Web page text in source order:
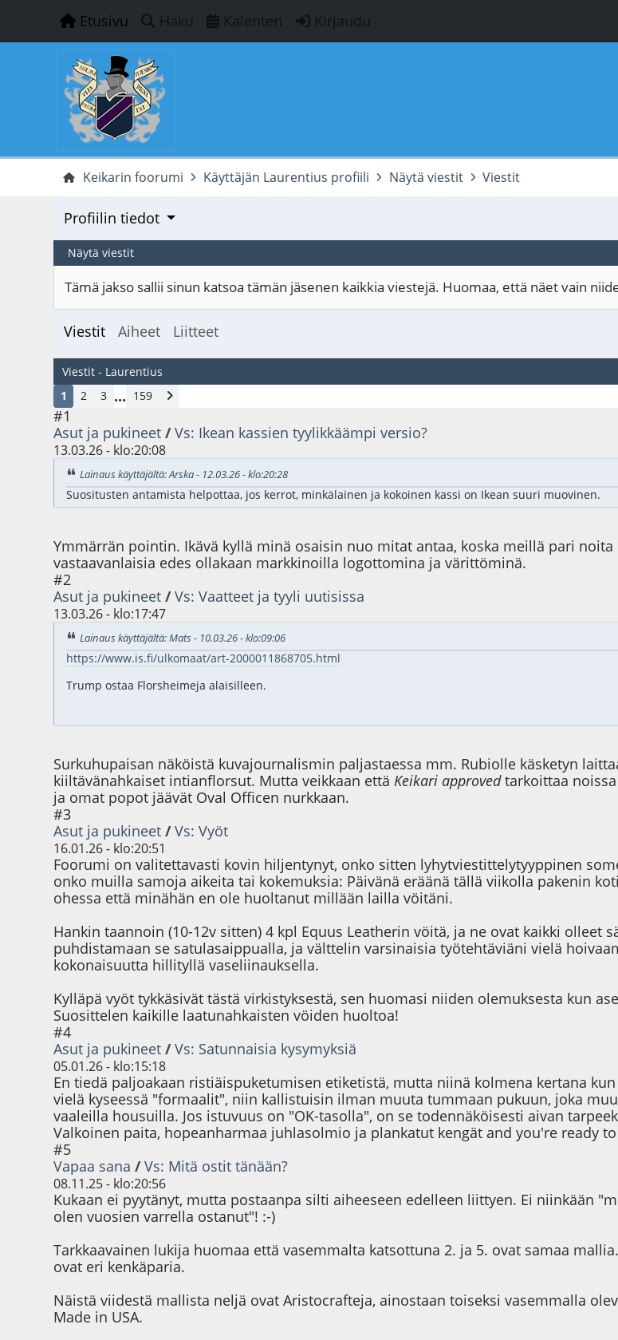
Etusivu Haku Kalenteri Kirjaudu
Keikarin foorumi Käyttäjän Laurentius profiili Näytä viestit Viestit
Profiilin tiedot
Näytä viestit
Tämä jakso sallii sinun katsoa tämän jäsenen kaikkia viestejä. Huomaa, että näet vain
Viestit Aiheet Liitteet
Viestit - Laurentius
1
2 3 ... 159
#1
Asut ja pukineet /Vs: Ikean kassien tyylikkäämpi versio?
13.03.26 - klo:20:08
Lainaus käyttäjältä: Arska - 12.03.26 - klo:20:28
Suositusten antamista helpottaa, jos kerrot, minkälainen ja kokoinen kassi on Ikean suuri muovinen.
Ymmärrän pointin. Ikävä kyllä minä osaisin nuo mitat antaa, koska meillä pari
vastaavanlaisia edes ollakaan markkinoilla logottomina ja värittöminä.
#2
Asut ja pukineet /Vs: Vaatteet ja tyyli uutisissa
13.03.26 - klo:17:47
Lainaus käyttäjältä: Mats - 10.03.26 - klo:09:06
https://www.is.fi/ulkomaat/art-2000011868705.html
Trump ostaa Florsheimeja alaisilleen.
Surkuhupaisan näköistä kuvajournalismin paljastaessa mm. Rubiolle käsketyn
kiiltävänahkaiset intianflorsut. Mutta veikkaan ettäKeikari approvedtarkoittaa
ja omat popot jäävät Oval Officen nurkkaan.
#3
Asut ja pukineet /Vs: Vyöt
16.01.26 - klo:20:51
Foorumi on valitettavasti kovin hiljentynyt, onko sitten lyhytviestittelytyyppinen
onko muilla samoja aikeita tai kokemuksia: Päivänä eräänä tällä viikolla pakenin
ohessa että minähän en ole huoltanut millään lailla vöitäni.
Hankin taannoin (10-12v sitten) 4 kpl Equus Leatherin vöitä, ja ne ovat kaikki olleet
puhdistamaan se satulasaippualla, ja välttelin varsinaisia työtehtäviäni vielä
kokonaisuutta hillityllä vaseliinauksella.
Kylläpä vyöt tykkäsivät tästä virkistyksestä, sen huomasi niiden olemuksesta kun
Suosittelen kaikille laatunahkaisten vöiden huoltoa!
#4
Asut ja pukineet /Vs: Satunnaisia kysymyksiä
05.01.26 - klo:15:18
En tiedä paljoakaan ristiäispuketumisen etiketistä, mutta niinä kolmena kertana
vielä kyseessä "formaalit", niin kallistuisin ilman muuta tummaan pukuun, joka
vaaleilla housuilla. Jos istuvuus on "OK-tasolla", on se todennäköisesti aivan
Valkoinen paita, hopeanharmaa juhlasolmio ja plankatut kengät and you're ready
#5
Vapaa sana /Vs: Mitä ostit tänään?
08.11.25 - klo:20:56
Kukaan ei pyytänyt, mutta postaanpa silti aiheeseen edelleen liittyen. Ei niinkään
olen vuosien varrella ostanut"! :-)
Tarkkaavainen lukija huomaa että vasemmalta katsottuna 2. ja 5. ovat samaa
ovat eri kenkäparia.
Näistä viidestä mallista neljä ovat Aristocrafteja, ainostaan toiseksi vasemmalla
Made in USA.